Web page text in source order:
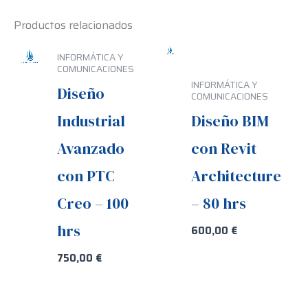
Productos relacionados
INFORMÁTICA Y
COMUNICACIONES
Diseño
Industrial
Avanzado
con PTC
Creo – 100
hrs
750,00 €
INFORMÁTICA Y
COMUNICACIONES
Diseño BIM
con Revit
Architecture
– 80 hrs
600,00 €